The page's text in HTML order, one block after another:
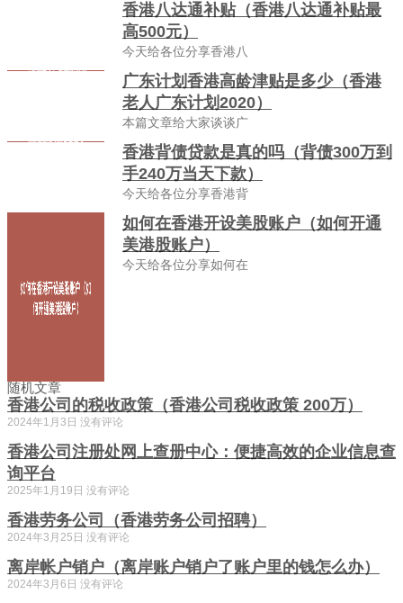
香港八达通补贴（香港八达通补贴最
高500元）
今天给各位分享香港八
广东计划香港高龄津贴是多少（香港
老人广东计划2020）
本篇文章给大家谈谈广
香港背债贷款是真的吗（背债300万到
手240万当天下款）
今天给各位分享香港背
如何在香港开设美股账户（如何开通
美港股账户）
今天给各位分享如何在
随机文章
香港公司的税收政策（香港公司税收政策 200万）
2024年1月3日 没有评论
香港公司注册处网上查册中心：便捷高效的企业信息查
询平台
2025年1月19日 没有评论
香港劳务公司（香港劳务公司招聘）
2024年3月25日 没有评论
离岸帐户销户（离岸账户销户了账户里的钱怎么办）
2024年3月6日 没有评论